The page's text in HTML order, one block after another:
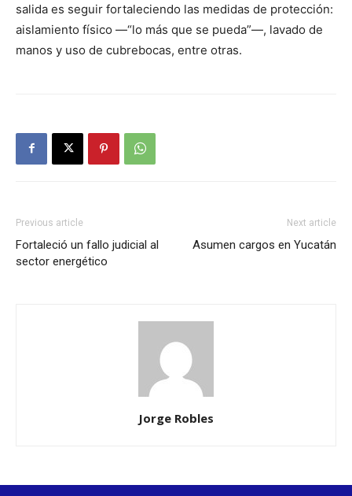
salida es seguir fortaleciendo las medidas de protección:
aislamiento físico —“lo más que se pueda”—, lavado de
manos y uso de cubrebocas, entre otras.
Previous article
Fortaleció un fallo judicial al
sector energético
Next article
Asumen cargos en Yucatán
Jorge Robles